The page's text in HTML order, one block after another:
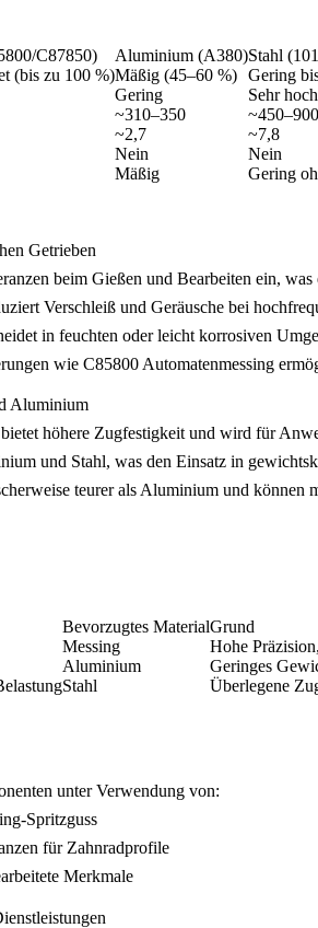
C87850) Aluminium (A380)Stahl
(bis zu 100 %)Mäßig (45–60 %) Gering
Gering
Sehr hoch
~310–350
~450–900
~2,7
~7,8
Nein
Nein
Mäßig Gering
Getrieben
beim Gießen und Bearbeiten ein,
Verschleiß und Geräusche bei
in feuchten oder leicht korrosiven
wie C85800 Automatenmessing
Aluminium
höhere Zugfestigkeit und wird für
und Stahl, was den Einsatz in
teurer als Aluminium und können
Bevorzugtes MaterialGrund
Messing
Hohe
Aluminium
Geringes
Stahl Überlegene
unter Verwendung von:
Spritzguss
für Zahnradprofile
Merkmale